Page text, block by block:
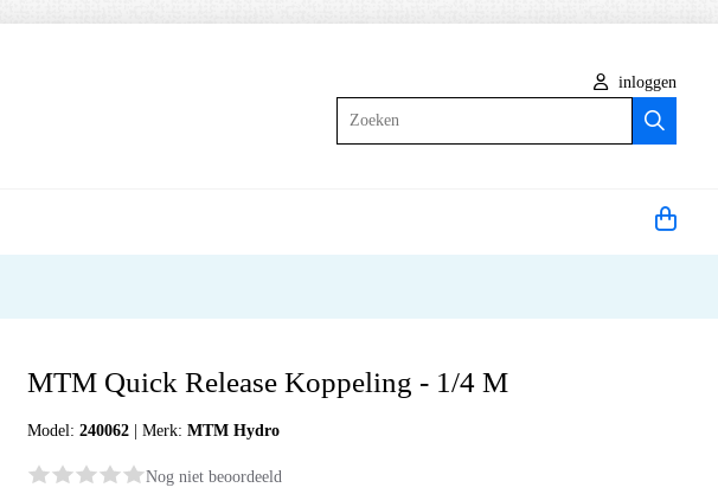
inloggen
MTM Quick Release Koppeling - 1/4 M
Model:240062 |Merk:MTM Hydro
Nog niet beoordeeld